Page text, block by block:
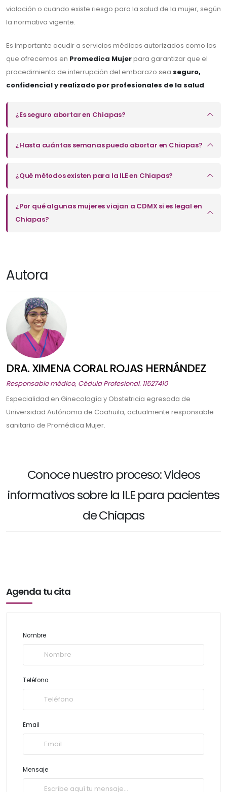
violación o cuando existe riesgo para la salud de la mujer, según
la normativa vigente.
Es importante acudir a servicios médicos autorizados como los
que ofrecemos en Promedica Mujerpara garantizar que el
procedimiento de interrupción del embarazo sea seguro,
confidencial y realizado por profesionales de la salud.
¿Es seguro abortar en Chiapas?
¿Hasta cuántas semanas puedo abortar en Chiapas?
¿Qué métodos existen para la ILE en Chiapas?
¿Por qué algunas mujeres viajan a CDMX si es legal en
Chiapas?
Autora
DRA. XIMENA CORAL ROJAS HERNÁNDEZ
Responsable médico, Cédula Profesional. 11527410
Especialidad en Ginecología y Obstetricia egresada de
Universidad Autónoma de Coahuila, actualmente responsable
sanitario de Promédica Mujer.
Conoce nuestro proceso: Videos
informativos sobre la ILE para pacientes
de Chiapas
Agenda tu cita
Nombre
Teléfono
Email
Mensaje